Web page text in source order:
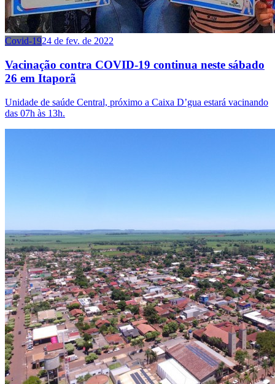
Covid-1924 de fev. de 2022
Vacinação contra COVID-19 continua neste sábado
26 em Itaporã
Unidade de saúde Central, próximo a Caixa D’gua estará vacinando
das 07h às 13h.